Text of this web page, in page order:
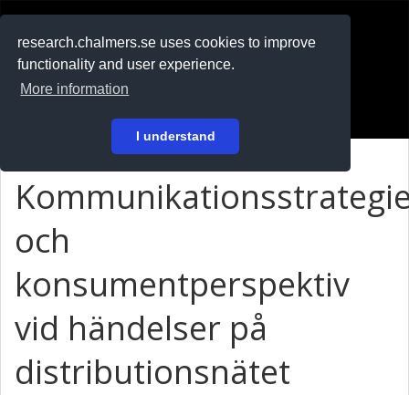
research.chalmers.se uses cookies to improve
functionality and user experience.
More information
I understand
På svenska
och
konsumentperspektiv
vid händelser på
distributionsnätet